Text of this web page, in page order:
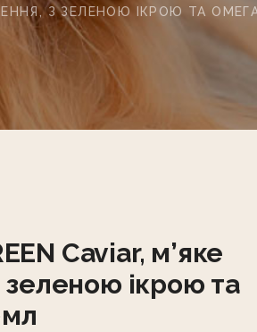
З ЗЕЛЕНОЮ ІКРОЮ ТА
Caviar, м’яке
ікрою та